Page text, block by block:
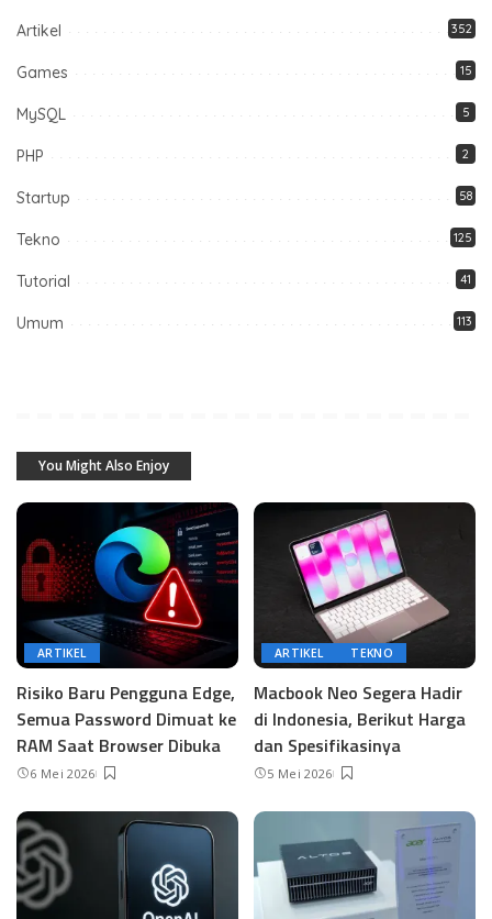
Artikel 352
Games 15
MySQL 5
PHP 2
Startup 58
Tekno 125
Tutorial 41
Umum 113
You Might Also Enjoy
ARTIKEL
Risiko Baru Pengguna Edge,
Semua Password Dimuat ke
RAM Saat Browser Dibuka
6 Mei 2026
ARTIKEL TEKNO
Macbook Neo Segera Hadir
di Indonesia, Berikut Harga
dan Spesifikasinya
5 Mei 2026